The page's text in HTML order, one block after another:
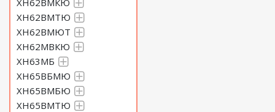
ХН62ВМКЮ
ХН62ВМТЮ
ХН62ВМЮТ
ХН62МВКЮ
ХН63МБ
ХН65ВБМЮ
ХН65ВМБЮ
ХН65ВМТЮ